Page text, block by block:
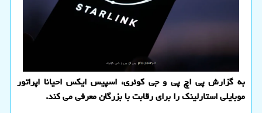
به گزارش پی اچ پی و جی کوئری، اسپیس ایکس احیانا اپراتور
موبایلی استارلینک را برای رقابت با بزرگان معرفی می کند.